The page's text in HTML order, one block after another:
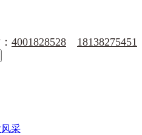
4001828528 18138275451
采